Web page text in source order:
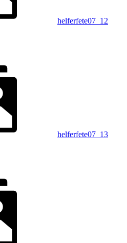
helferfete07_12
helferfete07_13